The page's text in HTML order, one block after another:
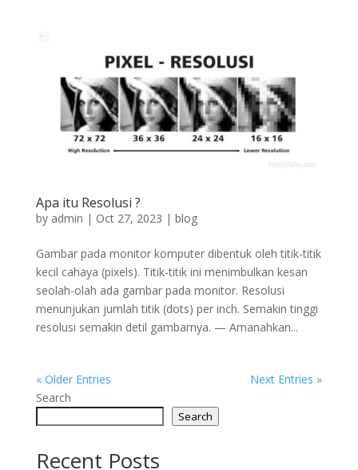
Apa itu Resolusi ?
by admin | Oct 27, 2023 | blog
Gambar pada monitor komputer dibentuk oleh titik-titik
kecil cahaya (pixels). Titik-titik ini menimbulkan kesan
seolah-olah ada gambar pada monitor. Resolusi
menunjukan jumlah titik (dots) per inch. Semakin tinggi
resolusi semakin detil gambarnya. — Amanahkan...
« Older Entries
Next Entries »
Search
Search
Recent Posts